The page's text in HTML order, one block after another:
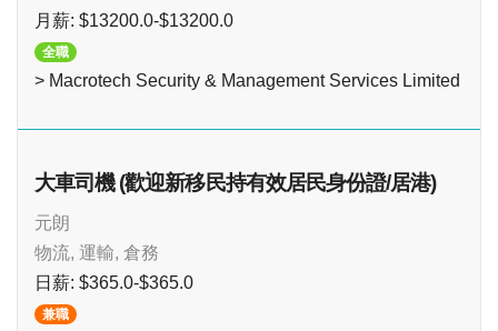
月薪: $13200.0-$13200.0
全職
> Macrotech Security & Management Services Limited
大車司機 (歡迎新移民持有效居民身份證/居港)
元朗
物流, 運輸, 倉務
日薪: $365.0-$365.0
兼職